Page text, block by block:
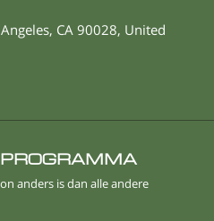
, CA 90028, United
anders is dan alle andere